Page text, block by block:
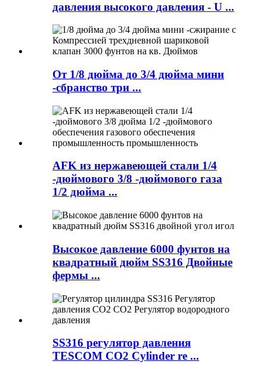
давления высокого давления - U ...
От 1/8 дюйма до 3/4 дюйма мини
-сбранство три ...
AFK из нержавеющей стали 1/4
-дюймового 3/8 -дюймового газа
1/2 дюйма ...
Высокое давление 6000 фунтов на
квадратный дюйм SS316 Двойные
фермы ...
SS316 регулятор давления
TESCOM CO2 Cylinder re ...